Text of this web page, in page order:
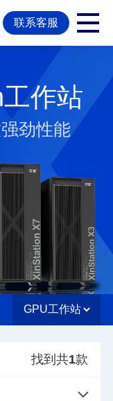
联系客服
作站
劲性能
找到共1款